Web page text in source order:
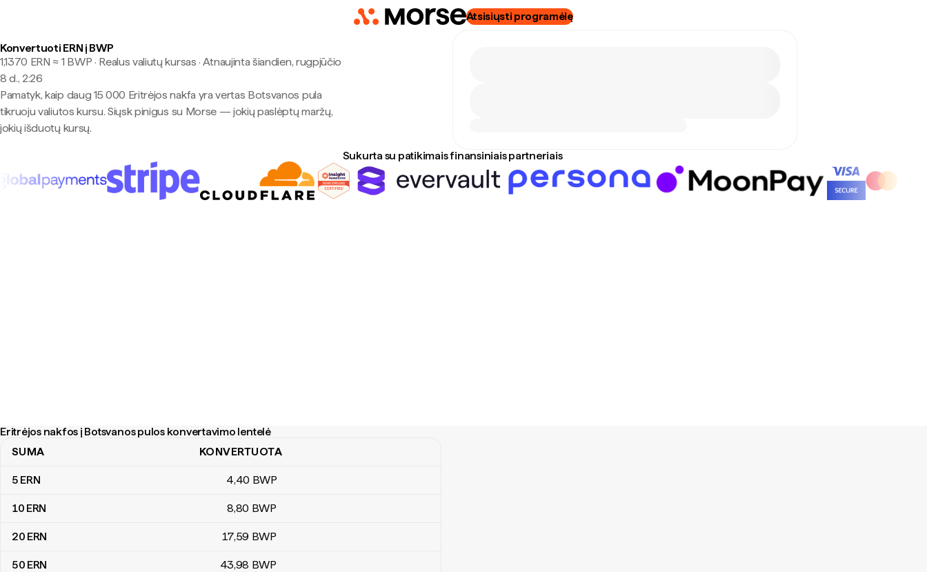
Atsisiųsti programėlę
Konvertuoti ERN į BWP
1,1370 ERN ≈ 1 BWP · Realus valiutų kursas · Atnaujinta šiandien, rugpjūčio
8 d., 2:26
Pamatyk, kaip daug 15 000 Eritrėjos nakfa yra vertas Botsvanos pula
tikruoju valiutos kursu. Siųsk pinigus su Morse — jokių paslėptų maržų,
jokių išduotų kursų.
Sukurta su patikimais finansiniais partneriais
Eritrėjos nakfos į Botsvanos pulos konvertavimo lentelė
Eritrėjos nakfos į Botsvanos pulos konvertavimo lentelė
SUMA KONVERTUOTA
5 ERN 4,40 BWP
10 ERN 8,80 BWP
20 ERN 17,59 BWP
50 ERN 43,98 BWP